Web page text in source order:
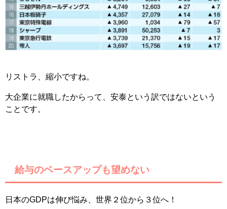
リストラ、縮小ですね。
大企業に就職したからって、安泰という訳ではないという
ことです。
給与のベースアップも望めない
日本のGDPは伸び悩み、世界２位から３位へ！